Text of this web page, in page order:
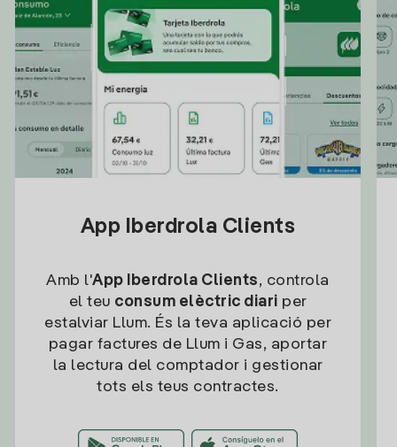
App Iberdrola Clients
Amb l'App Iberdrola Clients, controla
el teu consum elèctric diari per
estalviar Llum. És la teva aplicació per
pagar factures de Llum i Gas, aportar
la lectura del comptador i gestionar
tots els teus contractes.